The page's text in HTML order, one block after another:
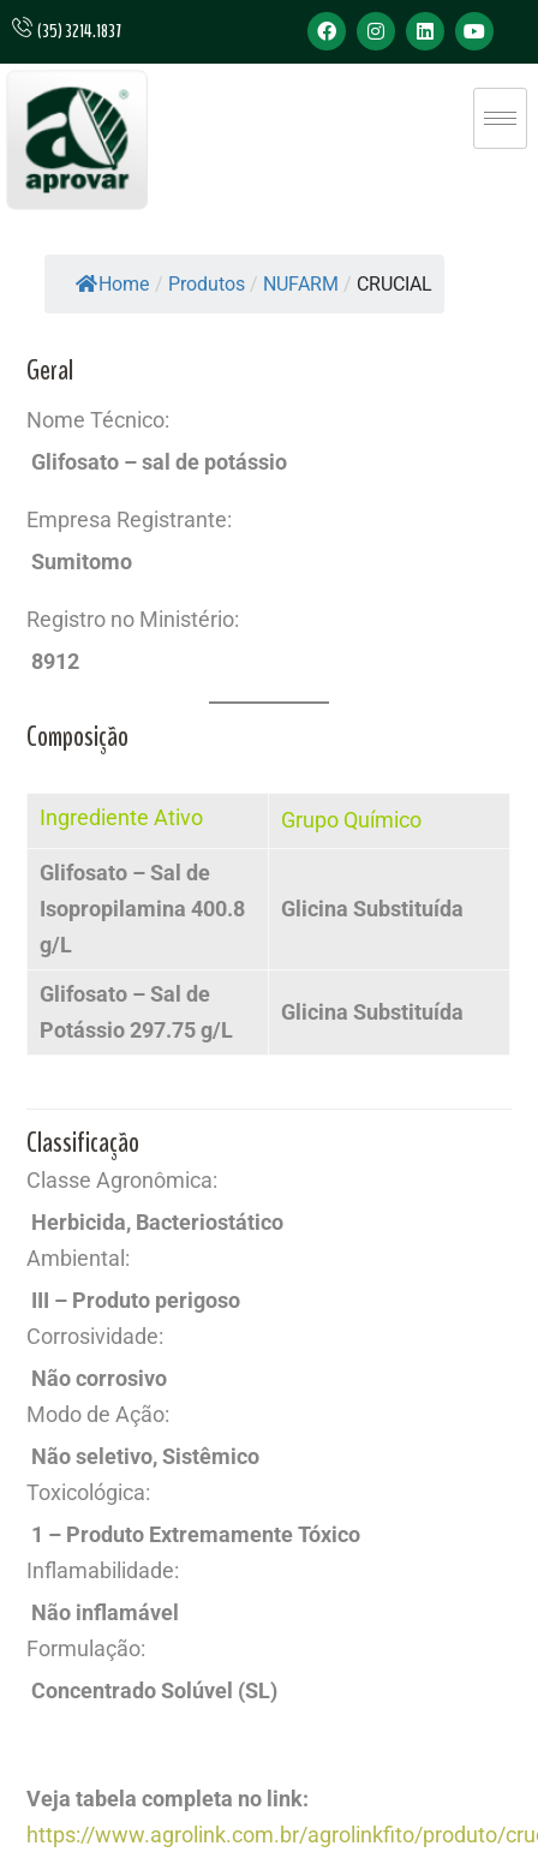
(35) 3214.1837
Home / Produtos / NUFARM / CRUCIAL
Geral
Nome Técnico:
Glifosato – sal de potássio
Empresa Registrante:
Sumitomo
Registro no Ministério:
8912
Composição
Ingrediente Ativo Grupo Químico
Glifosato – Sal de
Isopropilamina 400.8
g/L
Glicina Substituída
Glifosato – Sal de
Potássio 297.75 g/L
Glicina Substituída
Classificação
Classe Agronômica:
Herbicida, Bacteriostático
Ambiental:
III – Produto perigoso
Corrosividade:
Não corrosivo
Modo de Ação:
Não seletivo, Sistêmico
Toxicológica:
1 – Produto Extremamente Tóxico
Inflamabilidade:
Não inflamável
Formulação:
Concentrado Solúvel (SL)
Veja tabela completa no link:
https://www.agrolink.com.br/agrolinkfito/produto/